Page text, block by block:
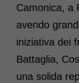
Camonica, a
avendo
iniziativa dei
Battaglia,
una solida